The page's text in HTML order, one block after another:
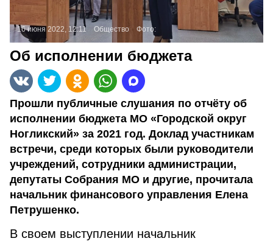
16 июня 2022, 12:11 Общество Фото:
Об исполнении бюджета
Прошли публичные слушания по отчёту об
исполнении бюджета МО «Городской округ
Ногликский» за 2021 год. Доклад участникам
встречи, среди которых были руководители
учреждений, сотрудники администрации,
депутаты Собрания МО и другие, прочитала
начальник финансового управления Елена
Петрушенко.
В своем выступлении начальник